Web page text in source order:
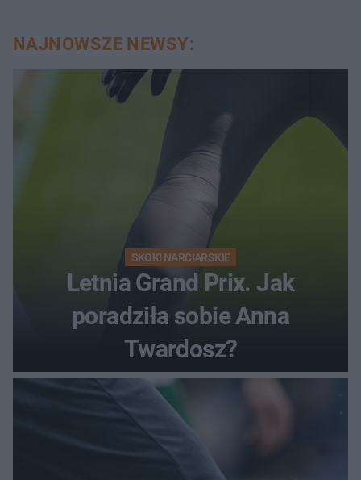
NAJNOWSZE NEWSY:
SKOKI NARCIARSKIE
Letnia Grand Prix. Jak
poradziła sobie Anna
Twardosz?